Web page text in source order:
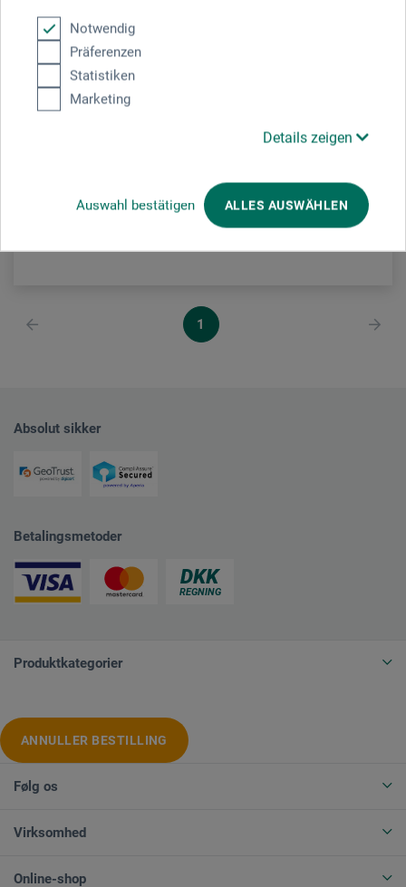
Notwendig
Präferenzen
Statistiken
Marketing
Details zeigen
Auswahl bestätigen ALLES AUSWÄHLEN
Kernesæbe til rengøring af pensler
1 Kg = 1.294,12 DKK / (netto: 1.035,30 DKK)
1
Absolut sikker
Betalingsmetoder
Produktkategorier
ANNULLER BESTILLING
Følg os
Virksomhed
Online-shop